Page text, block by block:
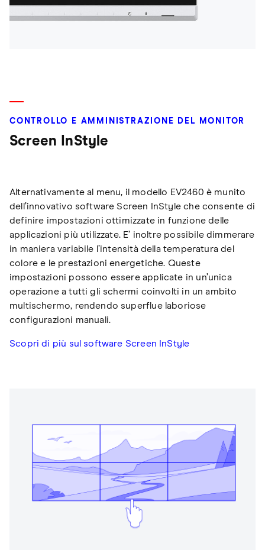
CONTROLLO E AMMINISTRAZIONE DEL MONITOR
Screen InStyle
Alternativamente al menu, il modello EV2460 è munito
dell’innovativo software Screen InStyle che consente di
definire impostazioni ottimizzate in funzione delle
applicazioni più utilizzate. E’ inoltre possibile dimmerare
in maniera variabile l’intensità della temperatura del
colore e le prestazioni energetiche. Queste
impostazioni possono essere applicate in un’unica
operazione a tutti gli schermi coinvolti in un ambito
multischermo, rendendo superflue laboriose
configurazioni manuali.
Scopri di più sul software Screen InStyle